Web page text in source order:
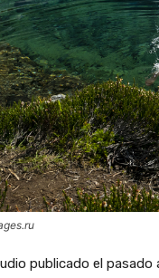
publicado el